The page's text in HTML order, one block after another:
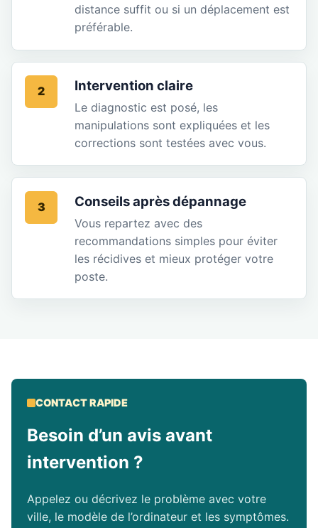
distance suffit ou si un déplacement est
préférable.
2 Intervention claire
Le diagnostic est posé, les
manipulations sont expliquées et les
corrections sont testées avec vous.
3 Conseils après dépannage
Vous repartez avec des
recommandations simples pour éviter
les récidives et mieux protéger votre
poste.
CONTACT RAPIDE
Besoin d’un avis avant
intervention ?
Appelez ou décrivez le problème avec votre
ville, le modèle de l’ordinateur et les symptômes.